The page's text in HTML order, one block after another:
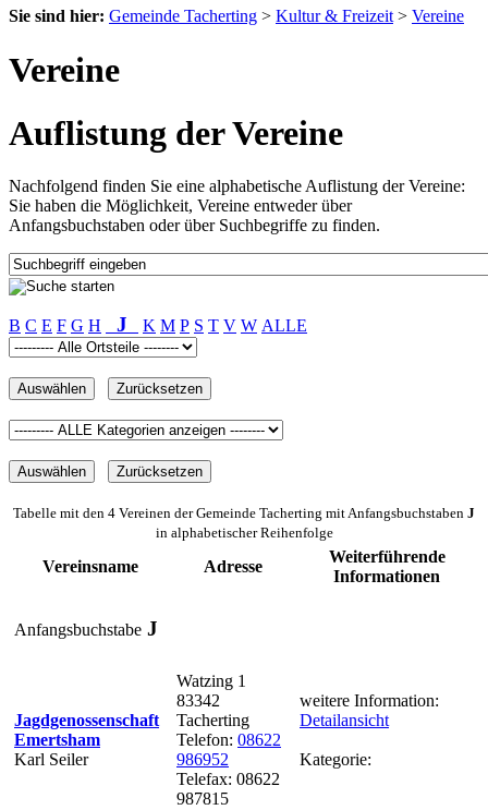
Sie sind hier: Gemeinde Tacherting > Kultur & Freizeit > Vereine
Vereine
Auflistung der Vereine
Nachfolgend finden Sie eine alphabetische Auflistung der Vereine:
Sie haben die Möglichkeit, Vereine entweder über
Anfangsbuchstaben oder über Suchbegriffe zu finden.
B C E F G H J K M P S T V W ALLE
Tabelle mit den 4 Vereinen der Gemeinde Tacherting mit Anfangsbuchstaben J
in alphabetischer Reihenfolge
Vereinsname Adresse
Weiterführende
Informationen
Anfangsbuchstabe J
Jagdgenossenschaft
Emertsham
Karl Seiler
Watzing 1
83342
Tacherting
Telefon: 08622
986952
Telefax: 08622
987815
weitere Information:
Detailansicht
Kategorie: